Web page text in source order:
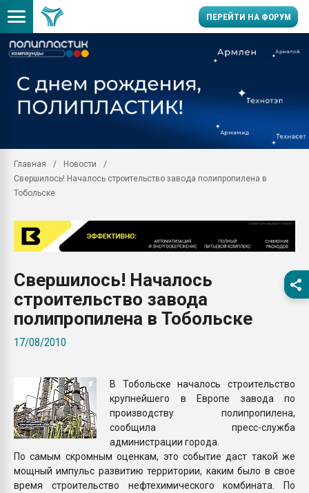
ПЕРЕЙТИ НА ФОРУМ
Вакуум-формовочные
28.07.2026
Всё, что касается
бутылок
вакуумного
Продам отходы
Armaloy PC/ABS-1IM
Главная
Новости
Свершилось! Началось строительство завода полипропилена в
Тобольске
Свершилось! Началось
строительство завода
полипропилена в Тобольске
17/08/2010
В Тобольске началось строительство
крупнейшего в Европе завода по
производству полипропилена,
сообщила пресс-служба
администрации города.
По самым скромным оценкам, это событие даст такой же
мощный импульс развитию территории, каким было в свое
время строительство нефтехимического комбината. По